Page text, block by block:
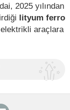
2025 yılından
lityum ferro
araçlara